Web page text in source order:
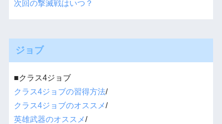
次回の撃滅戦はいつ？
ジョブ
■クラス4ジョブ
クラス4ジョブの習得方法/
クラス4ジョブのオススメ/
英雄武器のオススメ/